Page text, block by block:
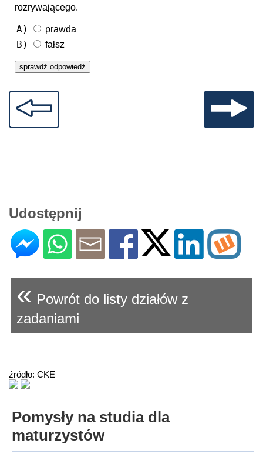
rozrywającego.
A) prawda
B) fałsz
Udostępnij
« Powrót do listy działów z
zadaniami
źródło: CKE
Pomysły na studia dla
maturzystów